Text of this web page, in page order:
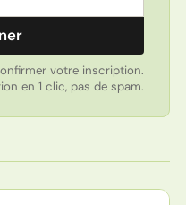
votre inscription.
en 1 clic, pas de spam.